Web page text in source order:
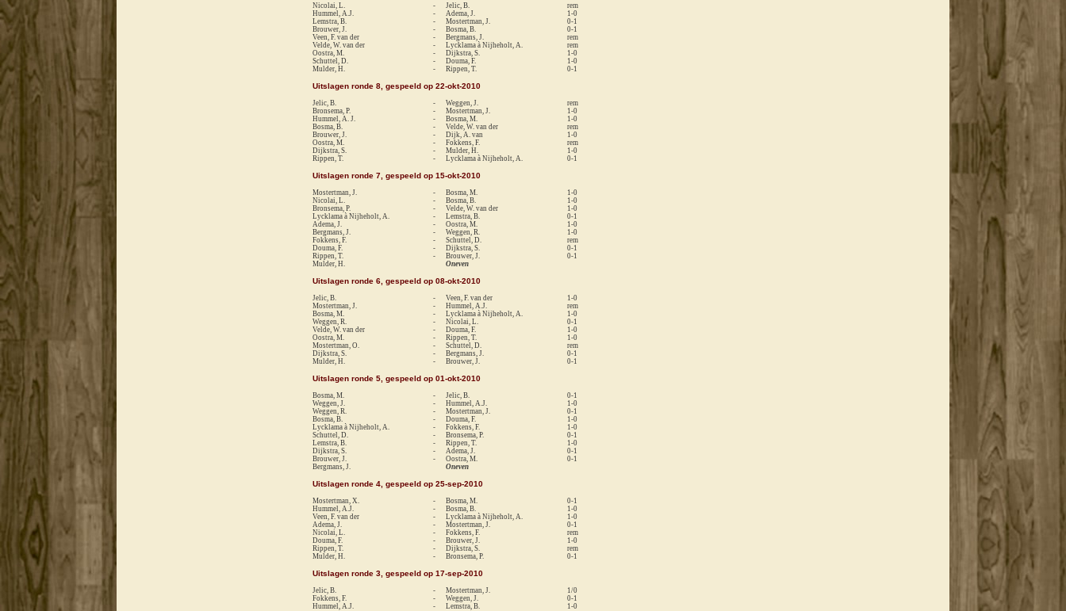
Nicolai, L. - Jelic, B.
rem
Hummel, A.J.
- Adema, J.
1-0
Lemstra, B.
- Mostertman, J.
0-1
Brouwer, J.
- Bosma, B.
0-1
Veen, F. van der
- Bergmans, J.
rem
Velde, W. van der
- Lycklama à Nijheholt, A.
rem
Oostra, M.
- Dijkstra, S.
1-0
Schuttel, D.
- Douma, F.
1-0
Mulder, H.
- Rippen, T. 0-1
Uitslagen ronde 8, gespeeld op 22-okt-2010
Jelic, B. - Weggen, J.
rem
Bronsema, P.
- Mostertman, J.
1-0
Hummel, A. J.
- Bosma, M.
1-0
Bosma, B.
- Velde, W. van der
rem
Brouwer, J.
- Dijk, A. van
1-0
Oostra, M.
- Fokkens, F.
rem
Dijkstra, S.
- Mulder, H.
1-0
Rippen, T.
- Lycklama à Nijheholt, A. 0-1
Uitslagen ronde 7, gespeeld op 15-okt-2010
Mostertman, J. - Bosma, M.
1-0
Nicolai, L.
- Bosma, B.
1-0
Bronsema, P.
- Velde, W. van der
1-0
Lycklama à Nijheholt, A.
- Lemstra, B.
0-1
Adema, J.
- Oostra, M.
1-0
Bergmans, J.
- Weggen, R.
1-0
Fokkens, F.
- Schuttel, D.
rem
Douma, F.
- Dijkstra, S.
0-1
Rippen, T.
- Brouwer, J.
0-1
Mulder, H.
Oneven
Uitslagen ronde 6, gespeeld op 08-okt-2010
Jelic, B. - Veen, F. van der
1-0
Mostertman, J.
- Hummel, A.J.
rem
Bosma, M.
- Lycklama à Nijheholt, A.
1-0
Weggen, R.
- Nicolai, L.
0-1
Velde, W. van der
- Douma, F.
1-0
Oostra, M.
- Rippen, T.
1-0
Mostertman, O.
- Schuttel, D.
rem
Dijkstra, S.
- Bergmans, J.
0-1
Mulder, H.
- Brouwer, J. 0-1
Uitslagen ronde 5, gespeeld op 01-okt-2010
Bosma, M. - Jelic, B.
0-1
Weggen, J.
- Hummel, A.J.
1-0
Weggen, R.
- Mostertman, J.
0-1
Bosma, B.
- Douma, F.
1-0
Lycklama à Nijheholt, A.
- Fokkens, F.
1-0
Schuttel, D.
- Bronsema, P.
0-1
Lemstra, B.
- Rippen, T.
1-0
Dijkstra, S.
- Adema, J.
0-1
Brouwer, J.
- Oostra, M.
0-1
Bergmans, J.
Oneven
Uitslagen ronde 4, gespeeld op 25-sep-2010
Mostertman, X. - Bosma, M.
0-1
Hummel, A.J.
- Bosma, B.
1-0
Veen, F. van der
- Lycklama à Nijheholt, A.
1-0
Adema, J.
- Mostertman, J.
0-1
Nicolai, L.
- Fokkens, F.
rem
Douma, F.
- Brouwer, J.
1-0
Rippen, T.
- Dijkstra, S.
rem
Mulder, H.
- Bronsema, P. 0-1
Uitslagen ronde 3, gespeeld op 17-sep-2010
Jelic, B. - Mostertman, J.
1/0
Fokkens, F.
- Weggen, J.
0-1
Hummel, A.J.
- Lemstra, B.
1-0